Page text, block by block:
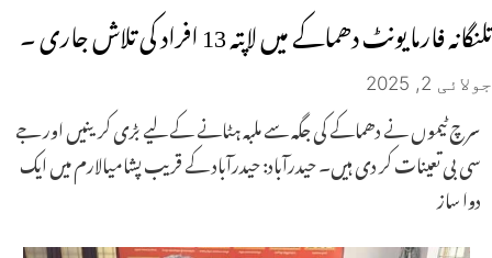
تلنگانہ فارما یونٹ دھماکے میں لاپتہ 13 افراد کی تلاش جاری ۔
جولائی 2, 2025
سرچ ٹیموں نے دھماکے کی جگہ سے ملبہ ہٹانے کے لیے بڑی کرینیں اور جے
سی بی تعینات کر دی ہیں۔ حیدرآباد: حیدرآباد کے قریب پشامیالارم میں ایک
دوا ساز